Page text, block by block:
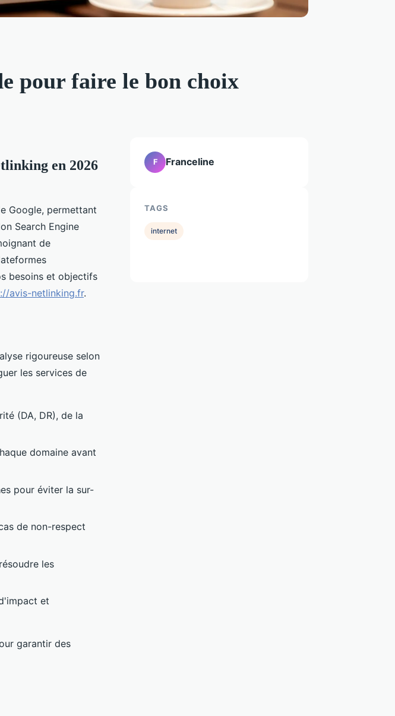
pour faire le bon choix
en 2026
Google, permettant
Search Engine
de
besoins et objectifs
avis-netlinking.fr.
rigoureuse selon
les services de
(DA, DR), de la
domaine avant
pour éviter la sur-
de non-respect
les
et
garantir des
F Franceline
TAGS
internet